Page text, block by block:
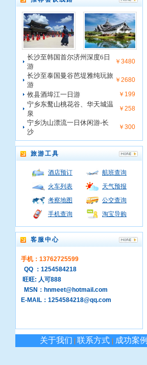
长沙至韩国首尔济州深度6日
游
￥3480
长沙至泰国曼谷芭堤雅纯玩旅
游
￥2680
攸县酒埠江一日游 ￥199
宁乡东鹜山桃花谷、华天城温
泉
￥258
宁乡沩山漂流一日休闲游-长
沙
￥300
旅游工具
酒店预订
航班查询
火车列表
天气预报
考察地图
公交查询
手机查询
淘宝导购
客服中心
手机：13762725599
QQ ：1254584218
旺旺: 人可888
MSN：hnmeet@hotmail.com
E-MAIL：1254584218@qq.com
关于我们 | 联系方式 | 成功案例